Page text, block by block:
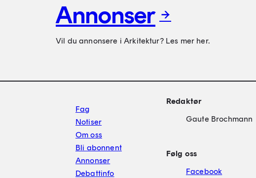
Annonser
Vil du annonsere i Arkitektur? Les mer her.
Fag
Notiser
Om oss
Bli abonnent
Annonser
Debattinfo
Redaktør
Gaute Brochmann
Følg oss
Facebook